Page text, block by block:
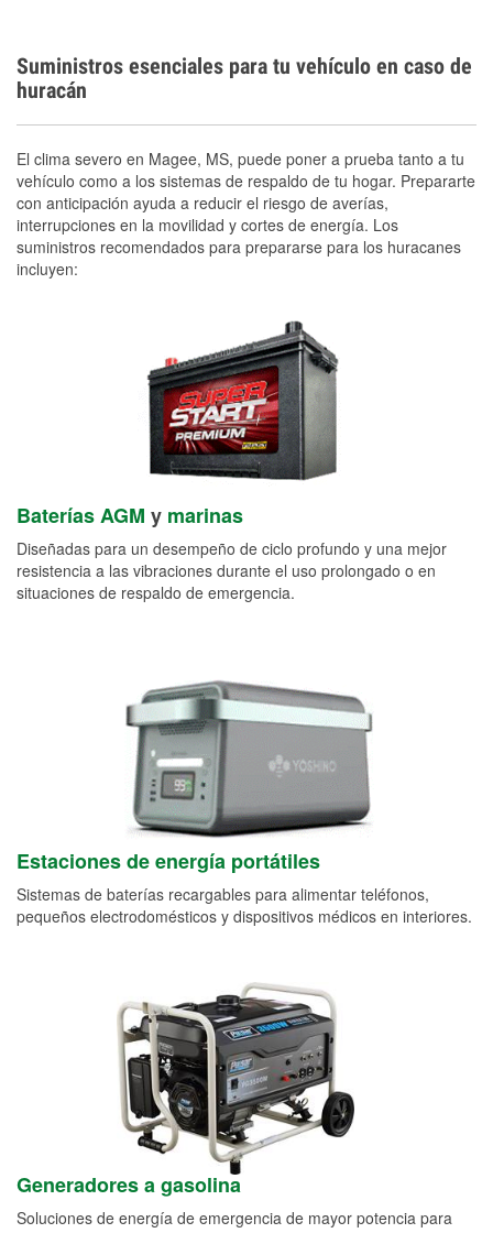
Suministros esenciales para tu vehículo en caso de
huracán
El clima severo en Magee, MS, puede poner a prueba tanto a tu
vehículo como a los sistemas de respaldo de tu hogar. Prepararte
con anticipación ayuda a reducir el riesgo de averías,
interrupciones en la movilidad y cortes de energía. Los
suministros recomendados para prepararse para los huracanes
incluyen:
Baterías AGM y marinas
Diseñadas para un desempeño de ciclo profundo y una mejor
resistencia a las vibraciones durante el uso prolongado o en
situaciones de respaldo de emergencia.
Estaciones de energía portátiles
Sistemas de baterías recargables para alimentar teléfonos,
pequeños electrodomésticos y dispositivos médicos en interiores.
Generadores a gasolina
Soluciones de energía de emergencia de mayor potencia para